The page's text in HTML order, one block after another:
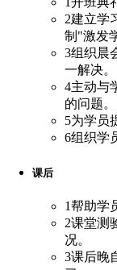
2建立学
制"激发
3组织晨
一解决。
4主动与
的问题。
5为学员
6组织学
课后
1帮助学
2课堂测
况。
3课后晚